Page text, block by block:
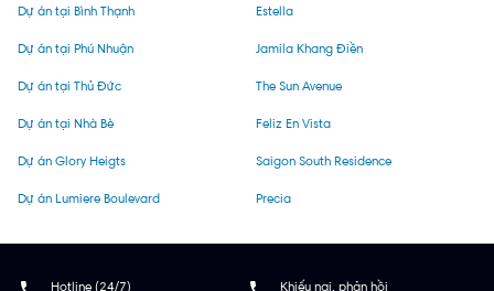
Dự án tại Bình Thạnh
Dự án tại Phú Nhuận
Dự án tại Thủ Đức
Dự án tại Nhà Bè
Dự án Glory Heigts
Dự án Lumiere Boulevard
Estella
Jamila Khang Điền
The Sun Avenue
Feliz En Vista
Saigon South Residence
Precia
Hotline (24/7) Khiếu nại, phản hồi